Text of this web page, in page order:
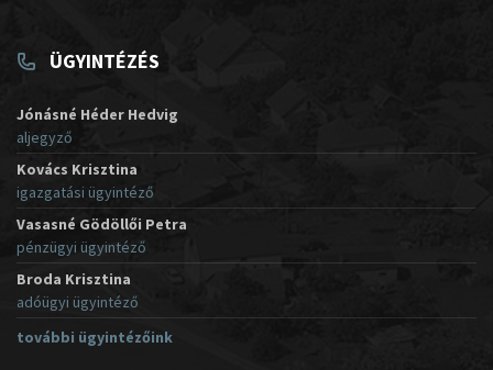
ÜGYINTÉZÉS
Jónásné Héder Hedvig
aljegyző
Kovács Krisztina
igazgatási ügyintéző
Vasasné Gödöllői Petra
pénzügyi ügyintéző
Broda Krisztina
adóügyi ügyintéző
további ügyintézőink